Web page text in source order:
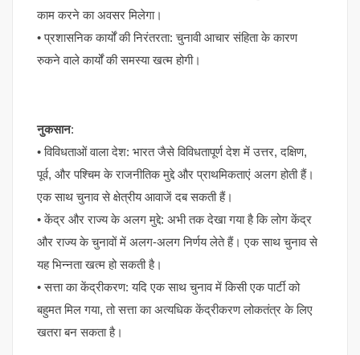
काम करने का अवसर मिलेगा।
• प्रशासनिक कार्यों की निरंतरता: चुनावी आचार संहिता के कारण
रुकने वाले कार्यों की समस्या खत्म होगी।
नुकसान:
• विविधताओं वाला देश: भारत जैसे विविधतापूर्ण देश में उत्तर, दक्षिण,
पूर्व, और पश्चिम के राजनीतिक मुद्दे और प्राथमिकताएं अलग होती हैं।
एक साथ चुनाव से क्षेत्रीय आवाजें दब सकती हैं।
• केंद्र और राज्य के अलग मुद्दे: अभी तक देखा गया है कि लोग केंद्र
और राज्य के चुनावों में अलग-अलग निर्णय लेते हैं। एक साथ चुनाव से
यह भिन्नता खत्म हो सकती है।
• सत्ता का केंद्रीकरण: यदि एक साथ चुनाव में किसी एक पार्टी को
बहुमत मिल गया, तो सत्ता का अत्यधिक केंद्रीकरण लोकतंत्र के लिए
खतरा बन सकता है।